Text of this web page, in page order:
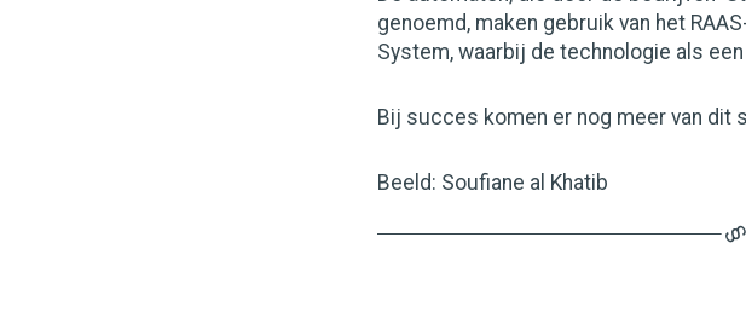
genoemd, maken gebruik van het
System, waarbij de technologie als
Bij succes komen er nog meer van dit
Beeld: Soufiane al Khatib